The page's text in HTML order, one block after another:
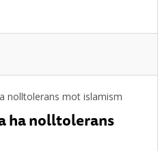
ha nolltolerans